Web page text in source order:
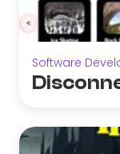
Software